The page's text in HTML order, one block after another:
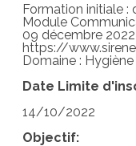
Formation initiale :
Module
09 décembre 2022
https://
Domaine :
Date Limite
14/10/2022
Objectif: